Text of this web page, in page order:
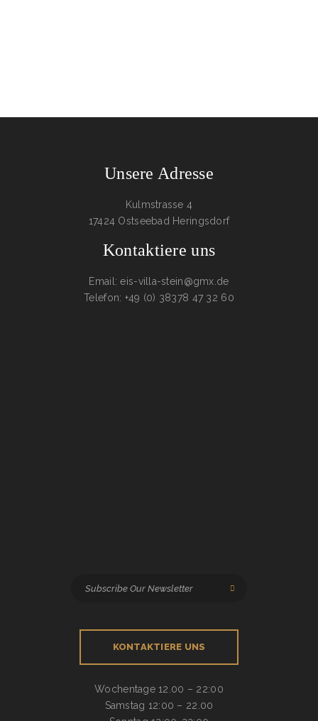
Unsere Adresse
Kulmstrasse 4
17424 Ostseebad Heringsdorf
Kontaktiere uns
Email: eis-villa-stein@gmx.de
Telefon: +49 (0) 38378 47 32 60
KONTAKTIERE UNS
Wochentage12.00 – 22:00
Samstag 12:00 – 22.00